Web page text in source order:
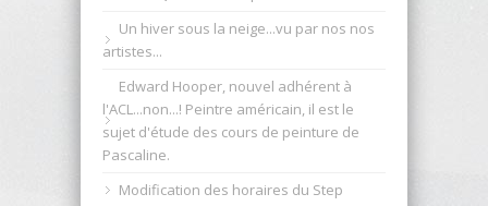
Un hiver sous la neige...vu par nos nos
artistes...
Edward Hooper, nouvel adhérent à
l'ACL...non...! Peintre américain, il est le
sujet d'étude des cours de peinture de
Pascaline.
Modification des horaires du Step